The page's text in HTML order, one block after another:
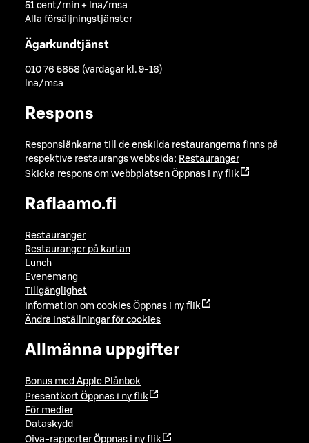
51 cent/min + lna/msa
Alla försäljningstjänster
Ägarkundtjänst
010 76 5858 (vardagar kl. 9-16)
lna/msa
Respons
Responslänkarna till de enskilda restaurangerna finns på
respektive restaurangs webbsida: Restauranger
Skicka respons om webbplatsen Öppnas i ny flik
Raflaamo.fi
Restauranger
Restauranger på kartan
Lunch
Evenemang
Tillgänglighet
Information om cookies Öppnas i ny flik
Ändra inställningar för cookies
Allmänna uppgifter
Bonus med Apple Plånbok
Presentkort Öppnas i ny flik
För medier
Dataskydd
Oiva-rapporter Öppnas i ny flik